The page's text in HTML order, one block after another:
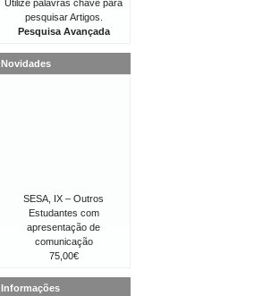
Utilize palavras chave para
pesquisar Artigos.
Pesquisa Avançada
Novidades
SESA, IX – Outros
Estudantes com
apresentação de
comunicação
75,00€
Informações